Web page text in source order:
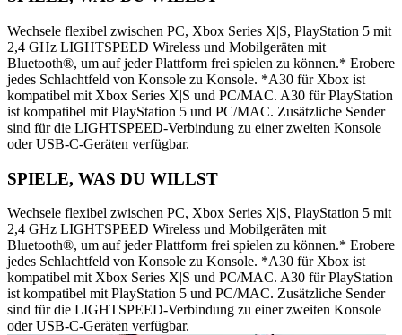
Wechsele flexibel zwischen PC, Xbox Series X|S, PlayStation 5 mit
2,4 GHz LIGHTSPEED Wireless und Mobilgeräten mit
Bluetooth®, um auf jeder Plattform frei spielen zu können.* Erobere
jedes Schlachtfeld von Konsole zu Konsole. *A30 für Xbox ist
kompatibel mit Xbox Series X|S und PC/MAC. A30 für PlayStation
ist kompatibel mit PlayStation 5 und PC/MAC. Zusätzliche Sender
sind für die LIGHTSPEED-Verbindung zu einer zweiten Konsole
oder USB-C-Geräten verfügbar.
SPIELE, WAS DU WILLST
Wechsele flexibel zwischen PC, Xbox Series X|S, PlayStation 5 mit
2,4 GHz LIGHTSPEED Wireless und Mobilgeräten mit
Bluetooth®, um auf jeder Plattform frei spielen zu können.* Erobere
jedes Schlachtfeld von Konsole zu Konsole. *A30 für Xbox ist
kompatibel mit Xbox Series X|S und PC/MAC. A30 für PlayStation
ist kompatibel mit PlayStation 5 und PC/MAC. Zusätzliche Sender
sind für die LIGHTSPEED-Verbindung zu einer zweiten Konsole
oder USB-C-Geräten verfügbar.